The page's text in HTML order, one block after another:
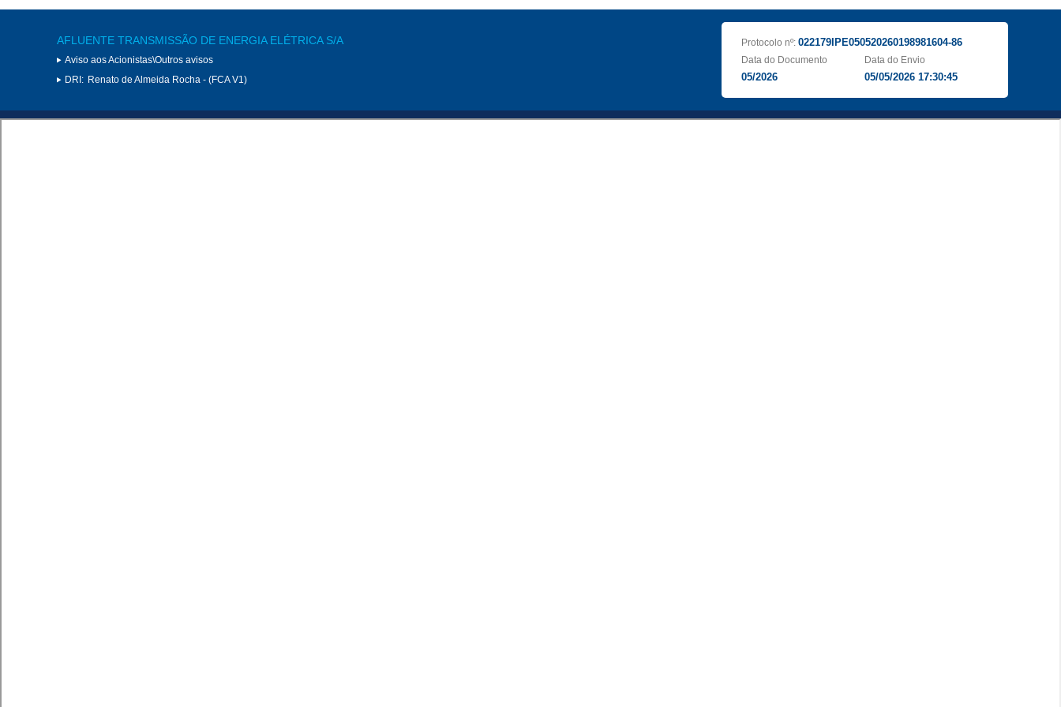
AFLUENTE TRANSMISSÃO DE ENERGIA ELÉTRICA S/A
Aviso aos Acionistas\Outros avisos
DRI: Renato de Almeida Rocha - (FCA V1)
Protocolo nº: 022179IPE050520260198981604-86
Data do Documento
05/2026
Data do Envio
05/05/2026 17:30:45